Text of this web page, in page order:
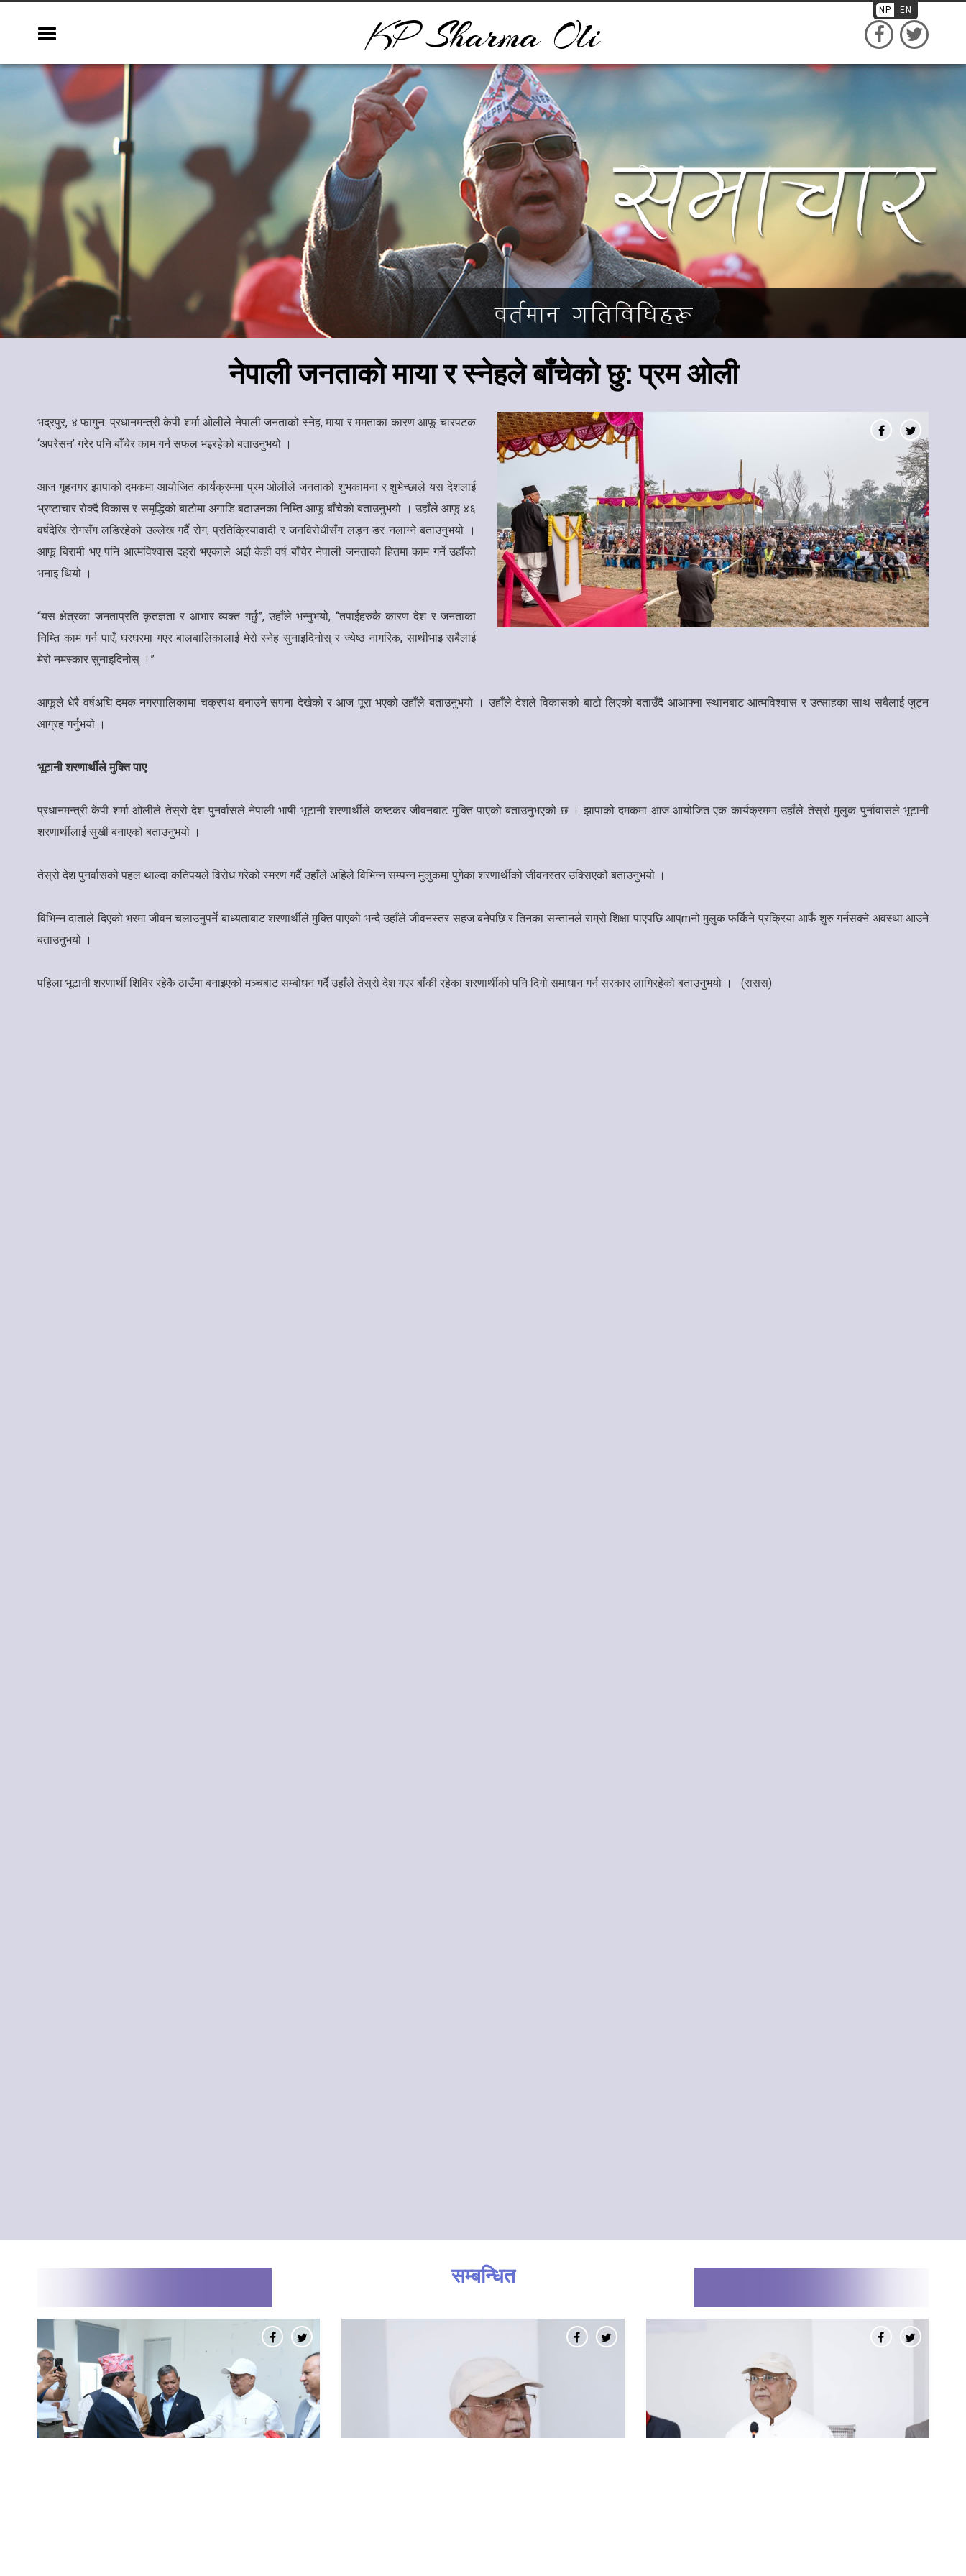
NP EN
KP Sharma Oli
​नेपाली जनताको माया र स्नेहले बाँचेको छु: प्रम ओली
भद्रपुर, ४ फागुन: प्रधानमन्त्री केपी शर्मा ओलीले नेपाली जनताको स्नेह, माया र ममताका कारण आफू चारपटक
‘अपरेसन’ गरेर पनि बाँचेर काम गर्न सफल भइरहेको बताउनुभयो ।
आज गृहनगर झापाको दमकमा आयोजित कार्यक्रममा प्रम ओलीले जनताको शुभकामना र शुभेच्छाले यस देशलाई
भ्रष्टाचार रोक्दै विकास र समृद्धिको बाटोमा अगाडि बढाउनका निम्ति आफू बाँचेको बताउनुभयो । उहाँले आफू ४६
वर्षदेखि रोगसँग लडिरहेको उल्लेख गर्दै रोग, प्रतिक्रियावादी र जनविरोधीसँग लड्न डर नलाग्ने बताउनुभयो ।
आफू बिरामी भए पनि आत्मविश्वास दह्रो भएकाले अझै केही वर्ष बाँचेर नेपाली जनताको हितमा काम गर्ने उहाँको
भनाइ थियो ।
“यस क्षेत्रका जनताप्रति कृतज्ञता र आभार व्यक्त गर्छु”, उहाँले भन्नुभयो, “तपाईंहरुकै कारण देश र जनताका
निम्ति काम गर्न पाएँ, घरघरमा गएर बालबालिकालाई मेरो स्नेह सुनाइदिनोस् र ज्येष्ठ नागरिक, साथीभाइ सबैलाई
मेरो नमस्कार सुनाइदिनोस् ।”
आफूले धेरै वर्षअघि दमक नगरपालिकामा चक्रपथ बनाउने सपना देखेको र आज पूरा भएको उहाँले बताउनुभयो । उहाँले देशले विकासको बाटो लिएको बताउँदै आआफ्ना स्थानबाट आत्मविश्वास र उत्साहका साथ सबैलाई जुट्न
आग्रह गर्नुभयो ।
भूटानी शरणार्थीले मुक्ति पाए
प्रधानमन्त्री केपी शर्मा ओलीले तेस्रो देश पुनर्वासले नेपाली भाषी भूटानी शरणार्थीले कष्टकर जीवनबाट मुक्ति पाएको बताउनुभएको छ । झापाको दमकमा आज आयोजित एक कार्यक्रममा उहाँले तेस्रो मुलुक पुर्नावासले भूटानी
शरणार्थीलाई सुखी बनाएको बताउनुभयो ।
तेस्रो देश पुनर्वासको पहल थाल्दा कतिपयले विरोध गरेको स्मरण गर्दै उहाँले अहिले विभिन्न सम्पन्न मुलुकमा पुगेका शरणार्थीको जीवनस्तर उक्सिएको बताउनुभयो ।
विभिन्न दाताले दिएको भरमा जीवन चलाउनुपर्ने बाध्यताबाट शरणार्थीले मुक्ति पाएको भन्दै उहाँले जीवनस्तर सहज बनेपछि र तिनका सन्तानले राम्रो शिक्षा पाएपछि आप्mनो मुलुक फर्किने प्रक्रिया आफैँ शुरु गर्नसक्ने अवस्था आउने
बताउनुभयो ।
पहिला भूटानी शरणार्थी शिविर रहेकै ठाउँमा बनाइएको मञ्चबाट सम्बोधन गर्दै उहाँले तेस्रो देश गएर बाँकी रहेका शरणार्थीको पनि दिगो समाधान गर्न सरकार लागिरहेको बताउनुभयो । (रासस)
सम्बन्धित